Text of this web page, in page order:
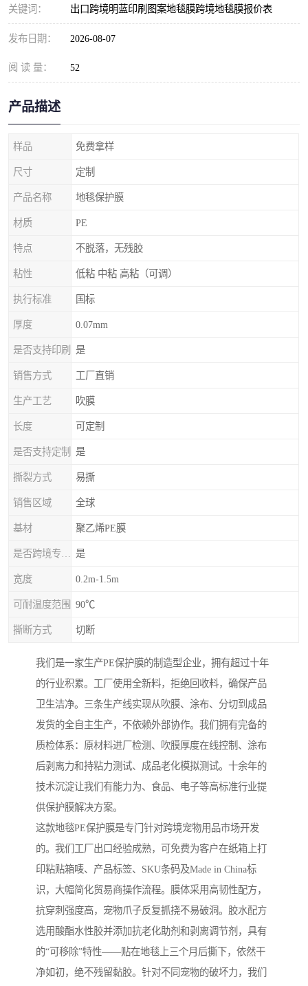
关键词： 出口跨境明蓝印刷图案地毯膜跨境地毯膜报价表
发布日期： 2026-08-07
阅 读 量： 52
产品描述
样品 免费拿样
尺寸 定制
产品名称 地毯保护膜
材质 PE
特点 不脱落，无残胶
粘性 低粘 中粘 高粘（可调）
执行标准 国标
厚度 0.07mm
是否支持印刷 是
销售方式 工厂直销
生产工艺 吹膜
长度 可定制
是否支持定制 是
撕裂方式 易撕
销售区域 全球
基材 聚乙烯PE膜
是
宽度 0.2m-1.5m
可耐温度范围 90℃
撕断方式 切断
我们是一家生产PE保护膜的制造型企业，拥有超过十年
的行业积累。工厂使用全新料，拒绝回收料，确保产品
卫生洁净。三条生产线实现从吹膜、涂布、分切到成品
发货的全自主生产，不依赖外部协作。我们拥有完备的
质检体系：原材料进厂检测、吹膜厚度在线控制、涂布
后剥离力和持粘力测试、成品老化模拟测试。十余年的
技术沉淀让我们有能力为、食品、电子等高标准行业提
供保护膜解决方案。
这款地毯PE保护膜是专门针对跨境宠物用品市场开发
的。我们工厂出口经验成熟，可免费为客户在纸箱上打
印粘贴箱唛、产品标签、SKU条码及Made in China标
识，大幅简化贸易商操作流程。膜体采用高韧性配方，
抗穿刺强度高，宠物爪子反复抓挠不易破洞。胶水配方
选用酸酯水性胶并添加抗老化助剂和剥离调节剂，具有
的“可移除”特性——贴在地毯上三个月后撕下，依然干
净如初，绝不残留黏胶。针对不同宠物的破坏力，我们